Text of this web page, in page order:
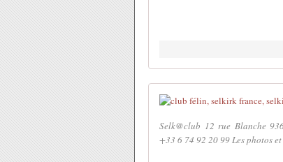
Selk@club 12 rue Blanche
+33 6 74 92 20 99 Les photos